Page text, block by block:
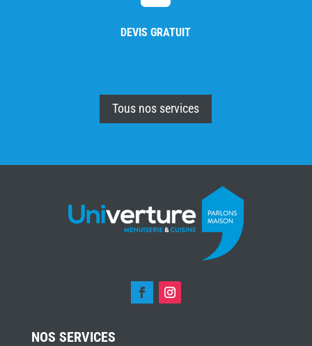
DEVIS GRATUIT
Tous nos services
NOS SERVICES